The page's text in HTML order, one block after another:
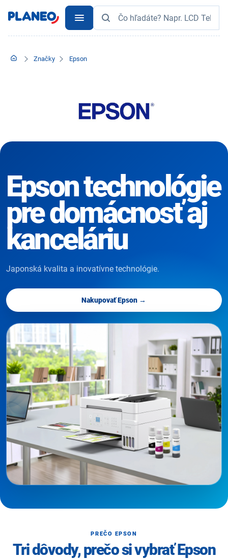
Značky Epson
Epson technológie
pre domácnosť aj
kanceláriu
Japonská kvalita a inovatívne technológie.
Nakupovať Epson →
PREČO EPSON
Tri dôvody, prečo si vybrať Epson